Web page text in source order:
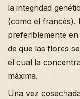
la integridad
(como el francés).
preferiblemente
de que las flores
el cual la
máxima.
Una vez